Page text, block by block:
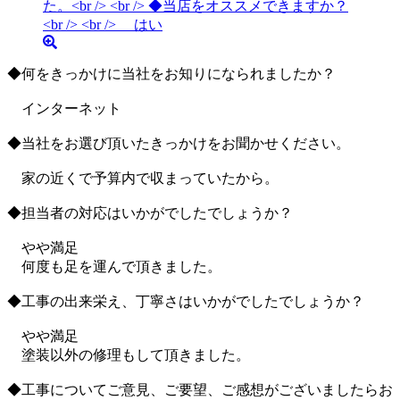
◆何をきっかけに当社をお知りになられましたか？
インターネット
◆当社をお選び頂いたきっかけをお聞かせください。
家の近くで予算内で収まっていたから。
◆担当者の対応はいかがでしたでしょうか？
やや満足
何度も足を運んで頂きました。
◆工事の出来栄え、丁寧さはいかがでしたでしょうか？
やや満足
塗装以外の修理もして頂きました。
◆工事についてご意見、ご要望、ご感想がございましたらお